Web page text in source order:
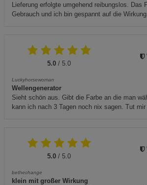
Lieferung erfolgte umgehend reibungslos. Das
Gebrauch und ich bin gespannt auf die Wirkung.
5.0 / 5.0
Luckyhorsewoman
Wellengenerator
Sieht schön aus. Gibt die Farbe an die man
kann ich nach 3 Tagen noch nix sagen. Tut mir
5.0 / 5.0
bethechange
klein mit großer Wirkung